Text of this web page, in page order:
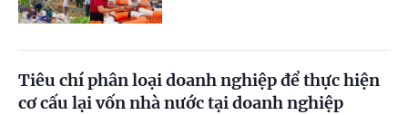
Tiêu chí phân loại doanh nghiệp để thực hiện
cơ cấu lại vốn nhà nước tại doanh nghiệp